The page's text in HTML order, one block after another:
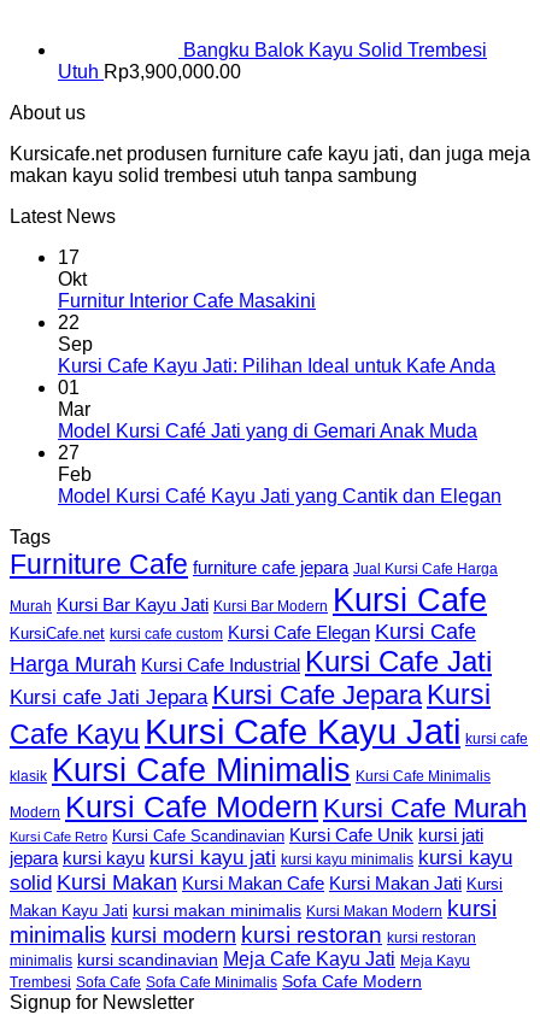
Bangku Balok Kayu Solid Trembesi
Utuh Rp3,900,000.00
About us
Kursicafe.net produsen furniture cafe kayu jati, dan juga meja
makan kayu solid trembesi utuh tanpa sambung
Latest News
17
Okt
Furnitur Interior Cafe Masakini
22
Sep
Kursi Cafe Kayu Jati: Pilihan Ideal untuk Kafe Anda
01
Mar
Model Kursi Café Jati yang di Gemari Anak Muda
27
Feb
Model Kursi Café Kayu Jati yang Cantik dan Elegan
Tags
Furniture Cafe furniture cafe jepara Jual Kursi Cafe Harga
Murah Kursi Bar Kayu Jati Kursi Bar Modern Kursi Cafe
KursiCafe.net kursi cafe custom Kursi Cafe Elegan Kursi Cafe
Harga Murah Kursi Cafe Industrial Kursi Cafe Jati
Kursi cafe Jati Jepara Kursi Cafe Jepara Kursi
Cafe Kayu Kursi Cafe Kayu Jati kursi cafe
klasik Kursi Cafe Minimalis Kursi Cafe Minimalis
Modern Kursi Cafe Modern Kursi Cafe Murah
Kursi Cafe Retro Kursi Cafe Scandinavian Kursi Cafe Unik kursi jati
jepara kursi kayu kursi kayu jati kursi kayu minimalis kursi kayu
solid Kursi Makan Kursi Makan Cafe Kursi Makan Jati Kursi
Makan Kayu Jati kursi makan minimalis Kursi Makan Modern
kursi
minimalis kursi modern kursi restoran kursi restoran
minimalis kursi scandinavian Meja Cafe Kayu Jati Meja Kayu
Trembesi Sofa Cafe Sofa Cafe Minimalis Sofa Cafe Modern
Signup for Newsletter